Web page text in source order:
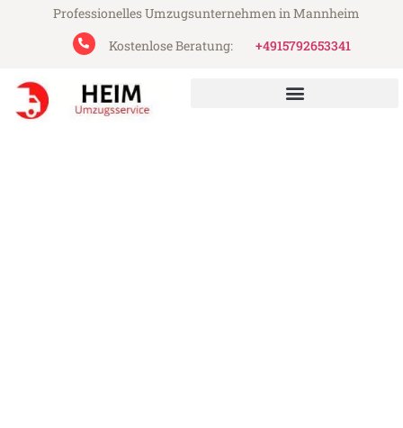
Professionelles Umzugsunternehmen in Mannheim
Kostenlose Beratung:
+4915792653341